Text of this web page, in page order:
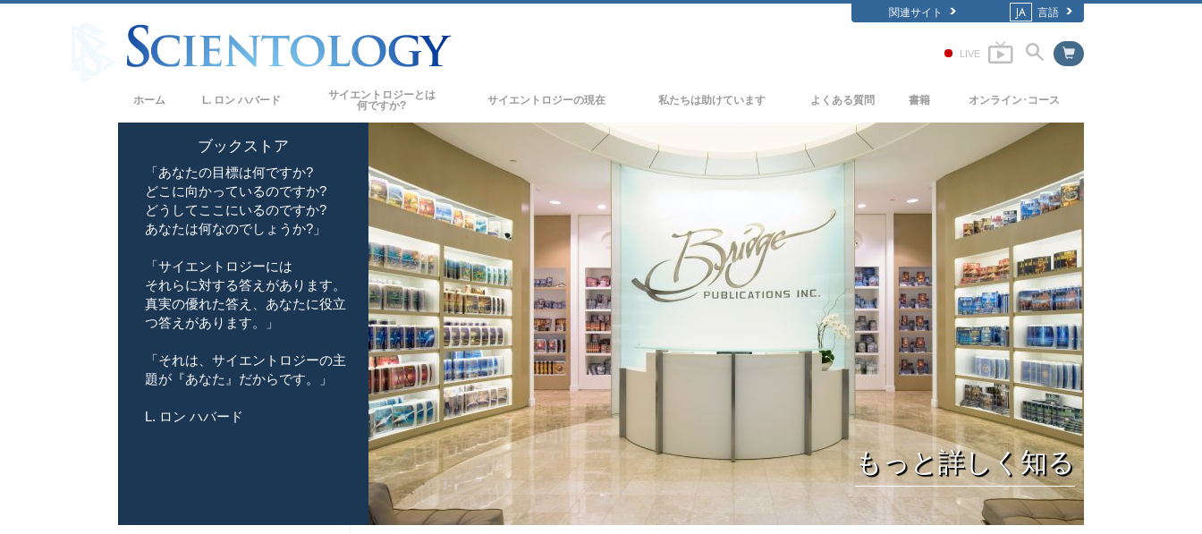
関連サイト JA 言語
LIVE
ホーム L. ロン ハバード
サイエントロジーとは
何ですか?
サイエントロジーの信条と規律
サイエントロジストたちが語るサイエント
ロジー
サイエントロジストに会いましょう
教会の内部
サイエントロジーの基本原理
ダイアネティックスの紹介
愛と憎しみ ―
偉大さとは何か?
サイエントロジーの現在
サイエントロジー教会
新しい
サイエントロジー教会
上級
オーガニゼーション
フラッグ･ランド･ベース
フリーウィンズ
サイエントロジーを
世界にもたらす
デビッド･ミスキャベッジ･サイエントロジ
ーの教会指導者
私たちは助けています よくある質問
背景と基本原理
教会の内部
サイエントロジーの組織
書籍
入門の書籍
オーディオブック
一般向け講演
オンライン･コース
どのように対立を解決するか
存在のダイナミックス
理解を構成するもの
危険な環境に対する解決策
病気やけがのためのアシスト
高潔さと正直さ
結婚
感情のトーン･スケール
薬物に対する解決策
職場のためのツール
エシックスとコンディション
もっと詳しく知る
ブックストア
「あなたの目標は何ですか?
どこに向かっているのですか?
どうしてここにいるのですか?
あなたは何なのでしょうか?」
「サイエントロジーには
それらに対する答えがあります。
真実の優れた答え、あなたに役立
つ答えがあります。」
「それは、サイエントロジーの主
題が『あなた』だからです。」
L. ロン ハバード